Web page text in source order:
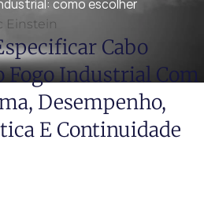
como escolher
Einstein
Cabo
Fogo Industrial Com
Desempenho,
E Continuidade